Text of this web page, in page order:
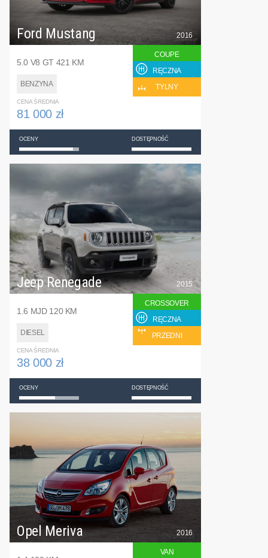
Ford Mustang
5.0 V8 GT 421 KM
BENZYNA
2016
COUPE
RĘCZNA
TYLNY
CENA ŚREDNIA
81 000 zł
OCENY DOSTĘPNOŚĆ
Jeep Renegade
1.6 MJD 120 KM
DIESEL
2015
CROSSOVER
RĘCZNA
PRZEDNI
CENA ŚREDNIA
38 000 zł
OCENY DOSTĘPNOŚĆ
Opel Meriva 2016
VAN